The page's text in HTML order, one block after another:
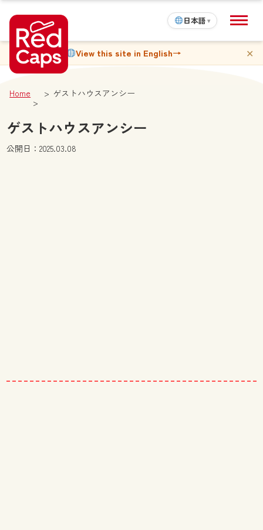
日本語 ▾
View this site in English→ ✕
Home ゲストハウスアンシー
ゲストハウスアンシー
公開日：2025.03.08